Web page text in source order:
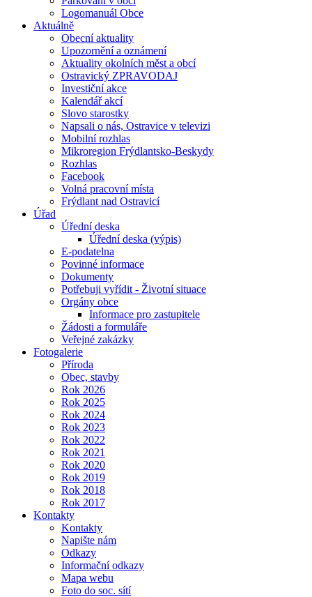
Logomanuál Obce
Aktuálně
Obecní aktuality
Upozornění a oznámení
Aktuality okolních měst a obcí
Ostravický ZPRAVODAJ
Investiční akce
Kalendář akcí
Slovo starostky
Napsali o nás, Ostravice v televizi
Mobilní rozhlas
Mikroregion Frýdlantsko-Beskydy
Rozhlas
Facebook
Volná pracovní místa
Frýdlant nad Ostravicí
Úřad
Úřední deska
Úřední deska (výpis)
E-podatelna
Povinné informace
Dokumenty
Potřebuji vyřídit - Životní situace
Orgány obce
Informace pro zastupitele
Žádosti a formuláře
Veřejné zakázky
Fotogalerie
Příroda
Obec, stavby
Rok 2026
Rok 2025
Rok 2024
Rok 2023
Rok 2022
Rok 2021
Rok 2020
Rok 2019
Rok 2018
Rok 2017
Kontakty
Kontakty
Napište nám
Odkazy
Informační odkazy
Mapa webu
Foto do soc. sítí